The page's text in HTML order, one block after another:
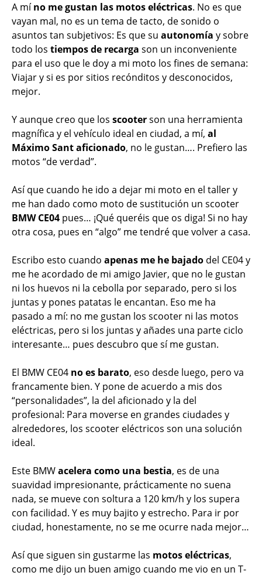
A míno me gustan las motos eléctricas. No es que
vayan mal, no es un tema de tacto, de sonido o
asuntos tan subjetivos: Es que su autonomía y sobre
todo los tiempos de recarga son un inconveniente
para el uso que le doy a mi moto los fines de semana:
Viajar y si es por sitios recónditos y desconocidos,
mejor.
Y aunque creo que los scooterson una herramienta
magnífica y el vehículo ideal en ciudad, a mí, al
Máximo Sant aficionado, no le gustan…. Prefiero las
motos “de verdad”.
Así que cuando he ido a dejar mi moto en el taller y
me han dado como moto de sustitución un scooter
BMW CE04 pues… ¡Qué queréis que os diga! Si no hay
otra cosa, pues en “algo” me tendré que volver a casa.
Escribo esto cuando apenas me he bajado del CE04 y
me he acordado de mi amigo Javier, que no le gustan
ni los huevos ni la cebolla por separado, pero si los
juntas y pones patatas le encantan. Eso me ha
pasado a mí: no me gustan los scooter ni las motos
eléctricas, pero si los juntas y añades una parte ciclo
interesante… pues descubro que sí me gustan.
El BMW CE04 no es barato, eso desde luego, pero va
francamente bien. Y pone de acuerdo a mis dos
“personalidades”, la del aficionado y la del
profesional: Para moverse en grandes ciudades y
alrededores, los scooter eléctricos son una solución
ideal.
Este BMWacelera como una bestia, es de una
suavidad impresionante, prácticamente no suena
nada, se mueve con soltura a 120 km/h y los supera
con facilidad. Y es muy bajito y estrecho. Para ir por
ciudad, honestamente, no se me ocurre nada mejor…
Así que siguen sin gustarme las motos eléctricas,
como me dijo un buen amigo cuando me vio en un T-